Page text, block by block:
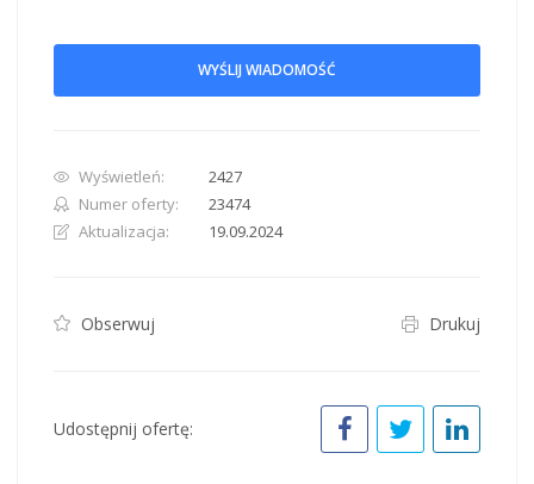
WYŚLIJ WIADOMOŚĆ
Wyświetleń:
2427
Numer oferty:
23474
Aktualizacja:
19.09.2024
Obserwuj Drukuj
Udostępnij ofertę: